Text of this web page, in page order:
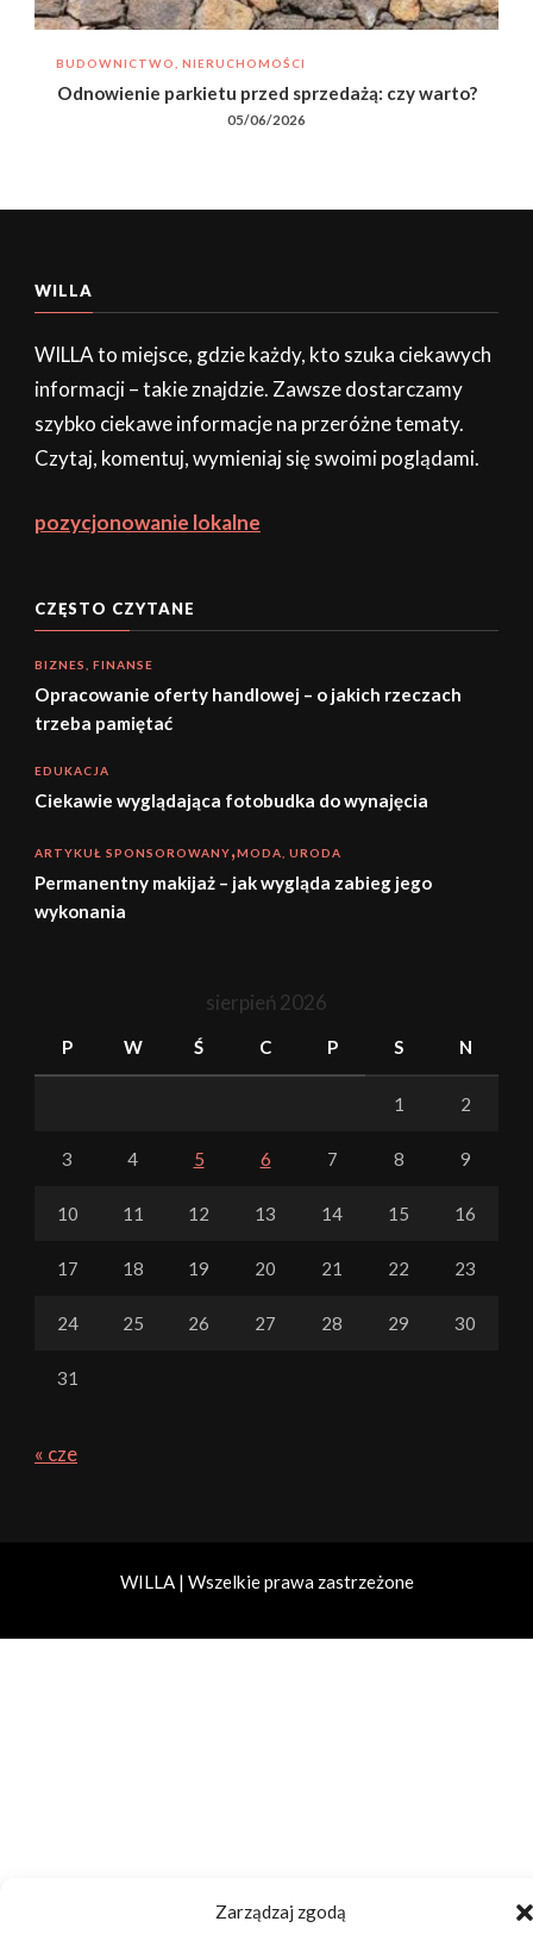
Zarządzaj zgodą
BUDOWNICTWO, NIERUCHOMOŚCI
Odnowienie parkietu przed sprzedażą: czy warto?
05/06/2026
WILLA
WILLA to miejsce, gdzie każdy, kto szuka ciekawych
informacji – takie znajdzie. Zawsze dostarczamy
szybko ciekawe informacje na przeróżne tematy.
Czytaj, komentuj, wymieniaj się swoimi poglądami.
pozycjonowanie lokalne
CZĘSTO CZYTANE
BIZNES, FINANSE
Opracowanie oferty handlowej – o jakich rzeczach
trzeba pamiętać
EDUKACJA
Ciekawie wyglądająca fotobudka do wynajęcia
ARTYKUŁ SPONSOROWANY MODA, URODA
Permanentny makijaż – jak wygląda zabieg jego
wykonania
sierpień 2026
P W Ś C P S N
1 2
3 4 5 6 7 8 9
10 11 12 13 14 15 16
17 18 19 20 21 22 23
24 25 26 27 28 29 30
31
« cze
WILLA | Wszelkie prawa zastrzeżone